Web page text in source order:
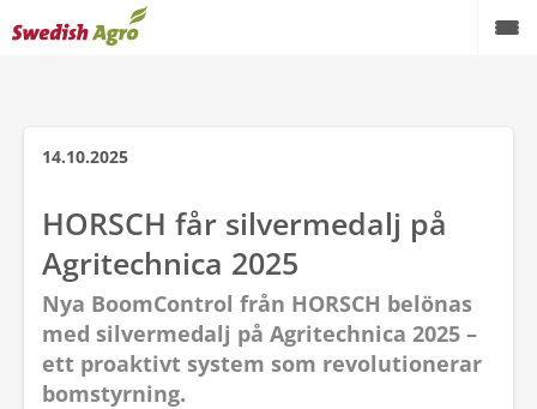
14.10.2025
HORSCH får silvermedalj på
Agritechnica 2025
Nya BoomControl från HORSCH belönas
med silvermedalj på Agritechnica 2025 –
ett proaktivt system som revolutionerar
bomstyrning.
Butik
Aktuellt